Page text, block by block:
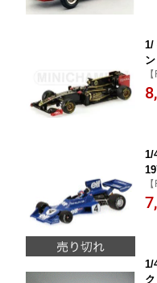
1/
1/
1/